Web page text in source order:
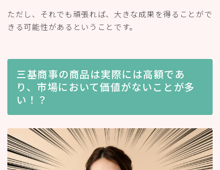
ただし、それでも頑張れば、大きな成果を得ることがで
きる可能性があるということです。
三基商事の商品は実際には高額であ
り、市場において価値がないことが多
い！？